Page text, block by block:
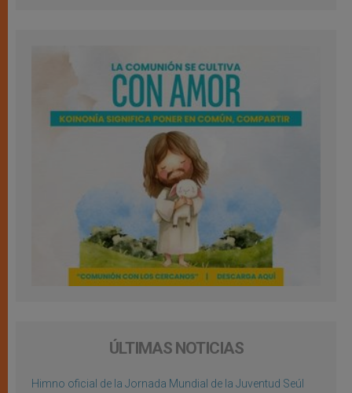
ÚLTIMAS NOTICIAS
Himno oficial de la Jornada Mundial de la Juventud Seúl